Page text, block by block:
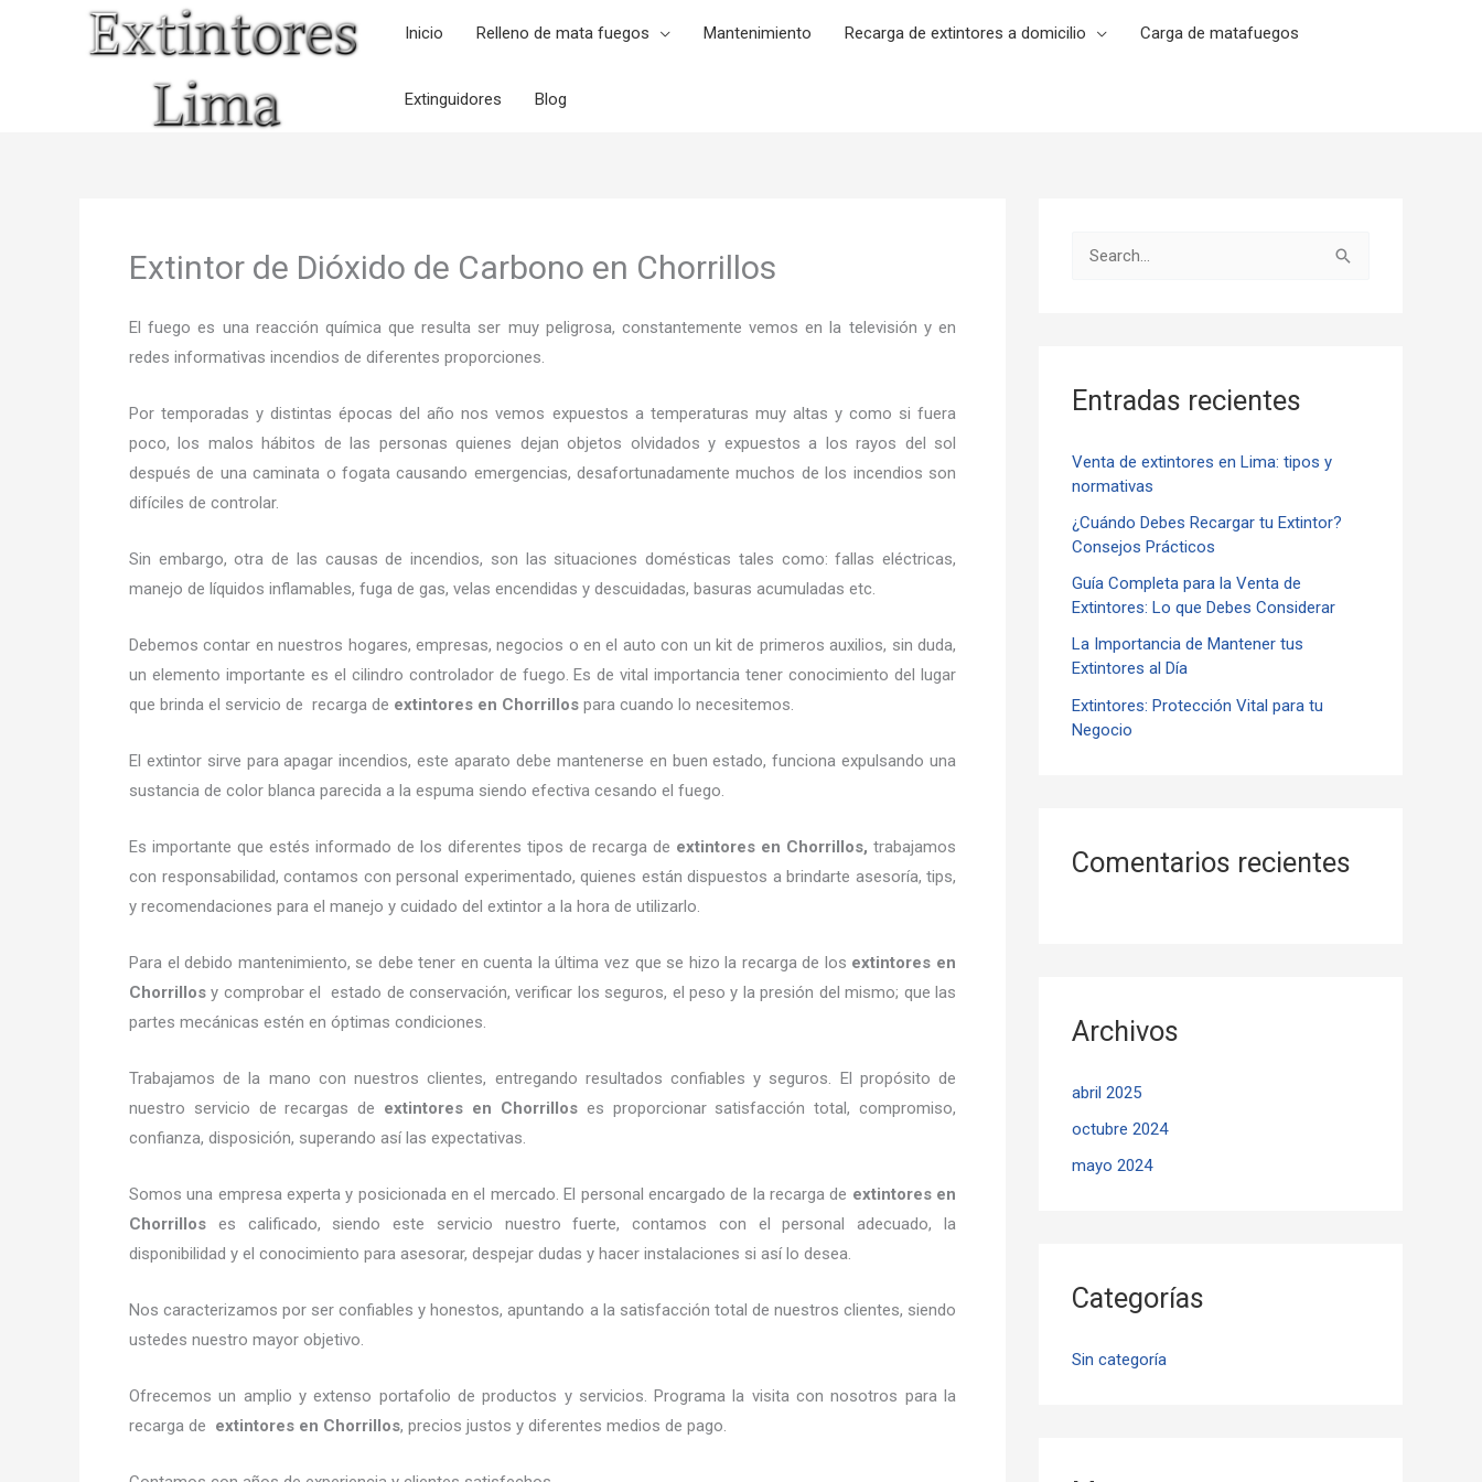
Inicio Relleno de mata fuegos Mantenimiento Recarga de extintores a domicilio Carga de matafuegos
Extinguidores Blog
Extintor de Dióxido de Carbono en Chorrillos
El fuego es una reacción química que resulta ser muy peligrosa, constantemente vemos en la televisión y en
redes informativas incendios de diferentes proporciones.
Por temporadas y distintas épocas del año nos vemos expuestos a temperaturas muy altas y como si fuera
poco, los malos hábitos de las personas quienes dejan objetos olvidados y expuestos a los rayos del sol
después de una caminata o fogata causando emergencias, desafortunadamente muchos de los incendios son
difíciles de controlar.
Sin embargo, otra de las causas de incendios, son las situaciones domésticas tales como: fallas eléctricas,
manejo de líquidos inflamables, fuga de gas, velas encendidas y descuidadas, basuras acumuladas etc.
Debemos contar en nuestros hogares, empresas, negocios o en el auto con un kit de primeros auxilios, sin duda,
un elemento importante es el cilindro controlador de fuego. Es de vital importancia tener conocimiento del lugar
que brinda el servicio de recarga de extintores en Chorrillos para cuando lo necesitemos.
El extintor sirve para apagar incendios, este aparato debe mantenerse en buen estado, funciona expulsando una
sustancia de color blanca parecida a la espuma siendo efectiva cesando el fuego.
Es importante que estés informado de los diferentes tipos de recarga de extintores en Chorrillos, trabajamos
con responsabilidad, contamos con personal experimentado, quienes están dispuestos a brindarte asesoría, tips,
y recomendaciones para el manejo y cuidado del extintor a la hora de utilizarlo.
Para el debido mantenimiento, se debe tener en cuenta la última vez que se hizo la recarga de los extintores en
Chorrillosy comprobar el estado de conservación, verificar los seguros, el peso y la presión del mismo; que las
partes mecánicas estén en óptimas condiciones.
Trabajamos de la mano con nuestros clientes, entregando resultados confiables y seguros. El propósito de
nuestro servicio de recargas de extintores en Chorrilloses proporcionar satisfacción total, compromiso,
confianza, disposición, superando así las expectativas.
Somos una empresa experta y posicionada en el mercado. El personal encargado de la recarga de extintoresen
Chorrillos es calificado, siendo este servicio nuestro fuerte, contamos con el personal adecuado, la
disponibilidad y el conocimiento para asesorar, despejar dudas y hacer instalaciones si así lo desea.
Nos caracterizamos por ser confiables y honestos, apuntando a la satisfacción total de nuestros clientes, siendo
ustedes nuestro mayor objetivo.
Ofrecemos un amplio y extenso portafolio de productos y servicios. Programa la visita con nosotros para la
recarga de extintores en Chorrillos, precios justos y diferentes medios de pago.
a
p
o
r
Entradas recientes
Venta de extintores en Lima: tipos y
normativas
¿Cuándo Debes Recargar tu Extintor?
Consejos Prácticos
Guía Completa para la Venta de
Extintores: Lo que Debes Considerar
La Importancia de Mantener tus
Extintores al Día
Extintores: Protección Vital para tu
Negocio
Comentarios recientes
Archivos
abril 2025
octubre 2024
mayo 2024
Categorías
Sin categoría